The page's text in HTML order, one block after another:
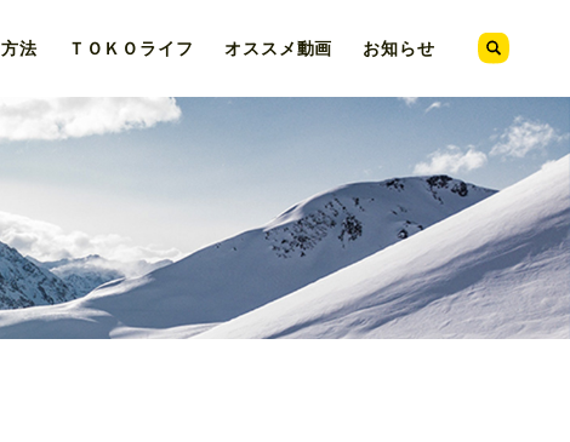
方法 ＴＯＫＯ ライフ オススメ動画 お知らせ